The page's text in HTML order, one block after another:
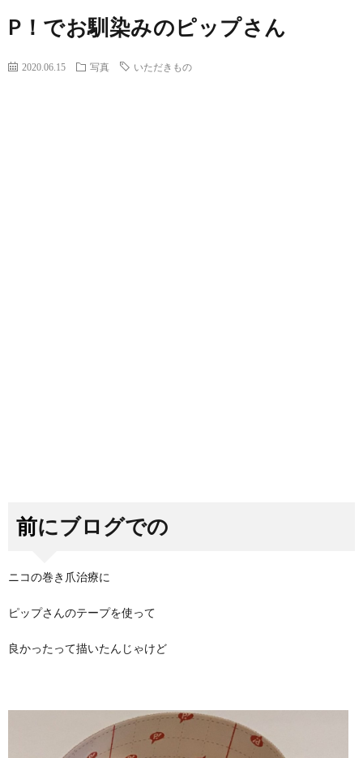
P！でお馴染みのピップさん
2020.06.15 写真 いただきもの
前にブログでの
ニコの巻き爪治療に
ピップさんのテープを使って
良かったって描いたんじゃけど